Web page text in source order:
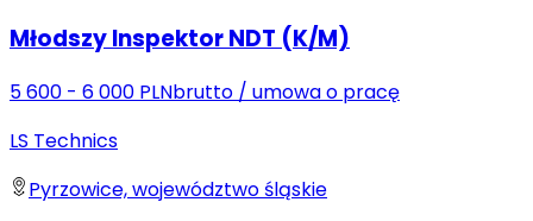
Młodszy Inspektor NDT (K/M)
5 600 - 6 000 PLNbrutto / umowa o pracę
LS Technics
Pyrzowice, województwo śląskie